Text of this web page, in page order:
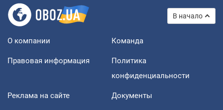
В начало
О компании Команда
Правовая информация
Политика
конфиденциальности
Реклама на сайте Документы